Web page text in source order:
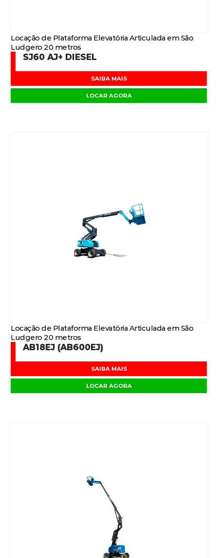
Locação de Plataforma Elevatória Articulada em São
Ludgero 20 metros
SJ60 AJ+ DIESEL
SAIBA MAIS
LOCAR AGORA
Locação de Plataforma Elevatória Articulada em São
Ludgero 20 metros
AB18EJ (AB600EJ)
SAIBA MAIS
LOCAR AGORA